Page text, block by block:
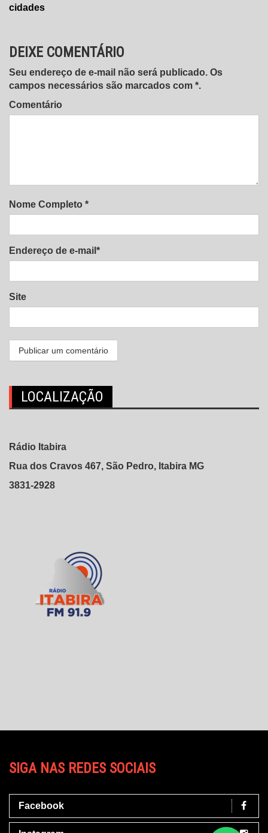
cidades
DEIXE COMENTÁRIO
Seu endereço de e-mail não será publicado. Os
campos necessários são marcados com *.
Comentário
Nome Completo *
Endereço de e-mail*
Site
LOCALIZAÇÃO
Rádio Itabira
Rua dos Cravos 467, São Pedro, Itabira MG
3831-2928
SIGA NAS REDES SOCIAIS
Facebook